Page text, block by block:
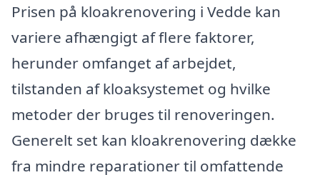
Prisen på kloakrenovering i Vedde kan
variere afhængigt af flere faktorer,
herunder omfanget af arbejdet,
tilstanden af kloaksystemet og hvilke
metoder der bruges til renoveringen.
Generelt set kan kloakrenovering dække
fra mindre reparationer til omfattende